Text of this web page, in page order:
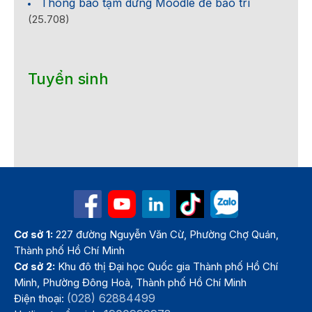
(25.708)
Tuyển sinh
Cơ sở 1: 227 đường Nguyễn Văn Cừ, Phường Chợ Quán,
Thành phố Hồ Chí Minh
Cơ sở 2: Khu đô thị Đại học Quốc gia Thành phố Hồ Chí
Minh, Phường Đông Hoà, Thành phố Hồ Chí Minh
Điện thoại: (028) 62884499